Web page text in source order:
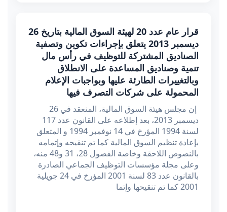
قرار عام عدد 20 لهيئة السوق المالية بتاريخ 26
ديسمبر 2013 يتعلق بإجراءات تكوين وتصفية
الصناديق المشتركة للتوظيف في رأس مال
تنمية وصناديق المساعدة على الانطلاق
وبالتغييرات الطارئة عليها وبواجبات الإعلام
المحمولة على شركات التصرف فيها
إن مجلس هيئة السوق المالية، المنعقد في 26
ديسمبر 2013، بعد إطلاعه على القانون عدد 117
لسنة 1994 المؤرخ في 14 نوفمبر 1994 و المتعلق
بإعادة تنظيم السوق المالية كما تم تنقيحه وإتمامه
بالنصوص اللاحقة وخاصة الفصول 28، 31 و48 منه،
وعلى مجلة مؤسسات التوظيف الجماعي الصادرة
بالقانون عدد 83 لسنة 2001 المؤرخ في 24 جويلية
2001 كما تم تنقيحها وإتما